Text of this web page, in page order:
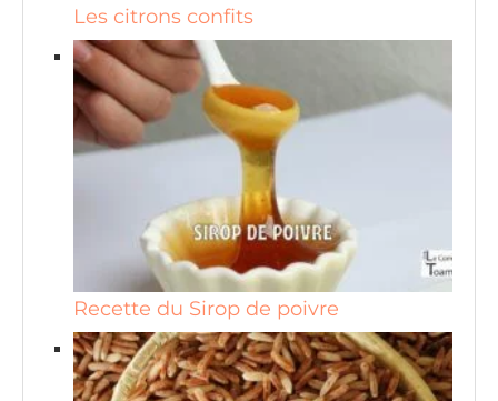
Les citrons confits
Recette du Sirop de poivre